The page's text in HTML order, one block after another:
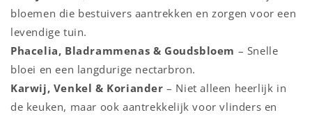
bloemen die bestuivers aantrekken en zorgen voor een
levendige tuin.
Phacelia, Bladrammenas & Goudsbloem – Snelle
bloei en een langdurige nectarbron.
Karwij, Venkel & Koriander – Niet alleen heerlijk in
de keuken, maar ook aantrekkelijk voor vlinders en